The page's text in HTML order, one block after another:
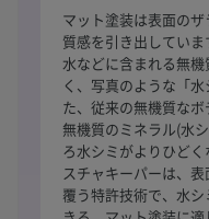
マット塗装は表面の
質感を引き出してい
水などに含まれる無
く、写真のような「
た、従来の無機質な
無機質のミネラル(水
ろ水シミがよりひど
スチャキーパーは、
覆う特許技術で、水